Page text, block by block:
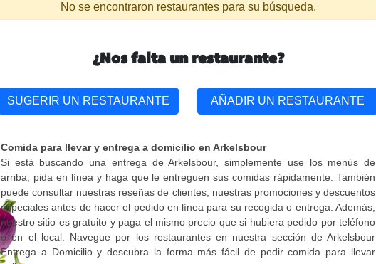
No se encontraron restaurantes para su búsqueda.
¿Nos falta un restaurante?
SUGERIR UN RESTAURANTE AÑADIR UN RESTAURANTE
Comida para llevar y entrega a domicilio en Arkelsbour
Si está buscando una entrega de Arkelsbour, simplemente use los menús de
arriba, pida en línea y haga que le entreguen sus comidas rápidamente. También
puede consultar nuestras reseñas de clientes, nuestras promociones y descuentos
especiales antes de hacer el pedido en línea para su recogida o entrega. Además,
nuestro sitio es gratuito y paga el mismo precio que si hubiera pedido por teléfono
o en el local. Navegue por los restaurantes en nuestra sección de Arkelsbour
Entrega a Domicilio y descubra la forma más fácil de pedir comida para llevar